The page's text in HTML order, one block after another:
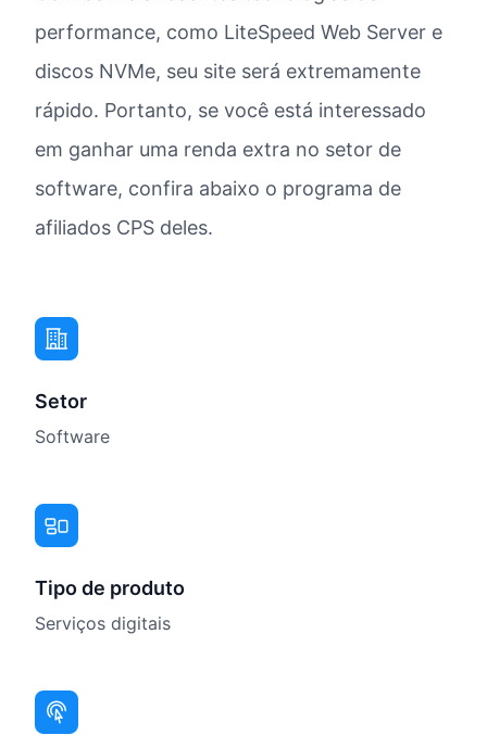
performance, como LiteSpeed Web Server e
discos NVMe, seu site será extremamente
rápido. Portanto, se você está interessado
em ganhar uma renda extra no setor de
software, confira abaixo o programa de
afiliados CPS deles.
Setor
Software
Tipo de produto
Serviços digitais